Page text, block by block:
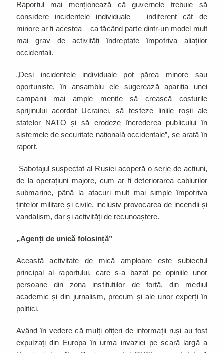
Raportul mai menționează că guvernele trebuie să
considere incidentele individuale – indiferent cât de
minore ar fi acestea – ca făcând parte dintr-un model mult
mai grav de activități îndreptate împotriva aliaților
occidentali.
„Deși incidentele individuale pot părea minore sau
oportuniste, în ansamblu ele sugerează apariția unei
campanii mai ample menite să crească costurile
sprijinului acordat Ucrainei, să testeze liniile roșii ale
statelor NATO și să erodeze încrederea publicului în
sistemele de securitate națională occidentale”, se arată în
raport.
Sabotajul suspectat al Rusiei acoperă o serie de acțiuni,
de la operațiuni majore, cum ar fi deteriorarea cablurilor
submarine, până la atacuri mult mai simple împotriva
țintelor militare și civile, inclusiv provocarea de incendii și
vandalism, dar și activități de recunoaștere.
„Agenți de unică folosință”
Această activitate de mică amploare este subiectul
principal al raportului, care s-a bazat pe opiniile unor
persoane din zona instituțiilor de forță, din mediul
academic și din jurnalism, precum și ale unor experți în
politici.
Având în vedere că mulți ofițeri de informații ruși au fost
expulzați din Europa în urma invaziei pe scară largă a